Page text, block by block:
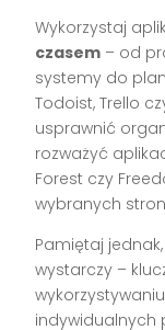
Wykorzystaj
czasem – od
systemy do
Todoist, Trello
usprawnić
rozważyć
Forest czy
wybranych
Pamiętaj
wystarczy –
indywidualnych